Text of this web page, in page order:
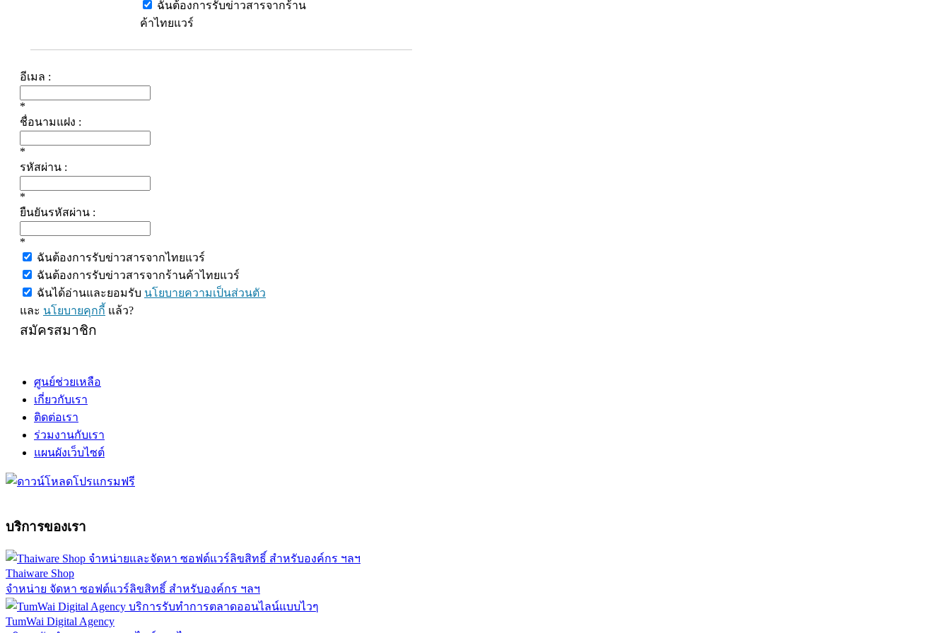
ฉันต้องการรับข่าวสารจากร้าน
ค้าไทยแวร์
อีเมล :
*
ชื่อนามแฝง :
*
รหัสผ่าน :
*
ยืนยันรหัสผ่าน :
*
ฉันต้องการรับข่าวสารจากไทยแวร์
ฉันต้องการรับข่าวสารจากร้านค้าไทยแวร์
ฉันได้อ่านและยอมรับ นโยบายความเป็นส่วนตัว
และ นโยบายคุกกี้ แล้ว?
สมัครสมาชิก
ศูนย์ช่วยเหลือ
เกี่ยวกับเรา
ติดต่อเรา
ร่วมงานกับเรา
แผนผังเว็บไซต์
บริการของเรา
Thaiware Shop
จำหน่าย จัดหา ซอฟต์แวร์ลิขสิทธิ์ สำหรับองค์กร ฯลฯ
TumWai Digital Agency